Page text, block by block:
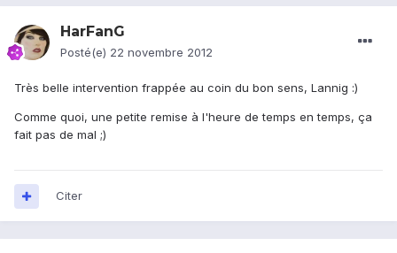
HarFanG
Posté(e) 22 novembre 2012
Très belle intervention frappée au coin du bon sens, Lannig :)
Comme quoi, une petite remise à l'heure de temps en temps, ça
fait pas de mal ;)
Citer